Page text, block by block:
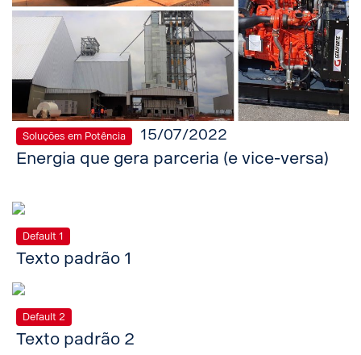
Soluções em Potência 15/07/2022
Energia que gera parceria (e vice-versa)
Default 1
Texto padrão 1
Default 2
Texto padrão 2